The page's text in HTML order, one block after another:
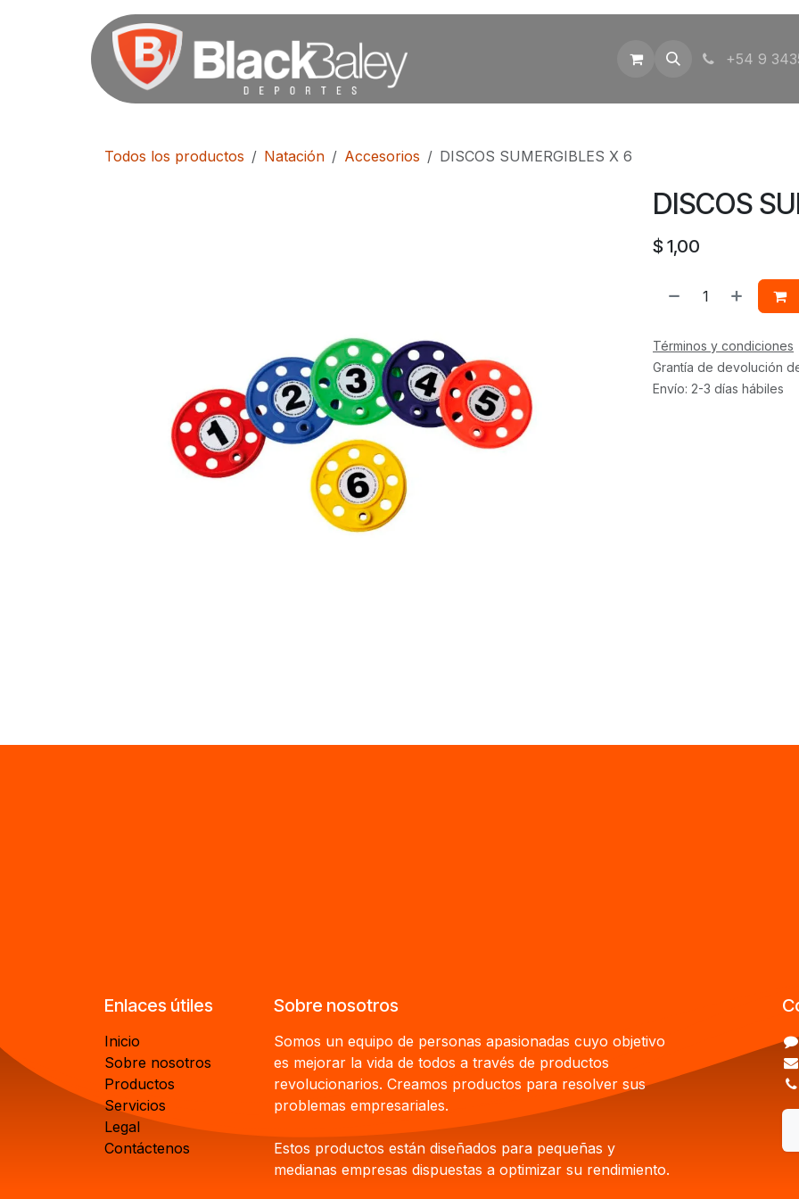
Contáctenos +54 9
Todos los productos Natación Accesorios DISCOS SUMERGIBLES X 6
DISCOS
$ 1,00
Términos y condiciones
Grantía de devolución
Envío: 2-3 días hábiles
Enlaces útiles
Inicio
Sobre nosotros
Productos
Servicios
Legal
Contáctenos
Sobre nosotros
Somos un equipo de personas apasionadas cuyo objetivo
es mejorar la vida de todos a través de productos
revolucionarios. Creamos productos para resolver sus
problemas empresariales.
Estos productos están diseñados para pequeñas y
medianas empresas dispuestas a optimizar su rendimiento.